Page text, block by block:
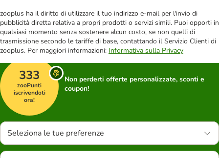
zooplus ha il diritto di utilizzare il tuo indirizzo e-mail per l'invio di
pubblicità diretta relativa a propri prodotti o servizi simili. Puoi opporti in
qualsiasi momento senza sostenere alcun costo, se non quelli di
trasmissione secondo le tariffe di base, contattando il Servizio Clienti di
zooplus. Per maggiori informazioni: Informativa sulla Privacy
333
zooPunti
iscrivendoti
ora!
Non perderti offerte personalizzate, sconti e
coupon!
Seleziona le tue preferenze